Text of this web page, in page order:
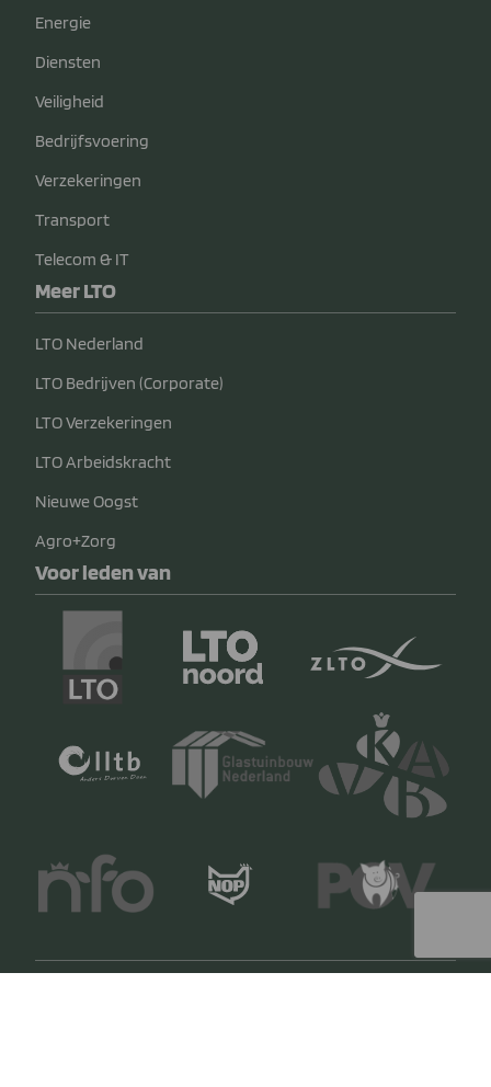
Energie
Diensten
Veiligheid
Bedrijfsvoering
Verzekeringen
Transport
Telecom & IT
Meer LTO
LTO Nederland
LTO Bedrijven (Corporate)
LTO Verzekeringen
LTO Arbeidskracht
Nieuwe Oogst
Agro+Zorg
Voor leden van